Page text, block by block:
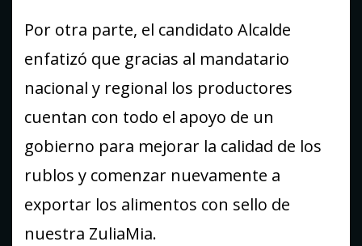
Por otra parte, el candidato Alcalde
enfatizó que gracias al mandatario
nacional y regional los productores
cuentan con todo el apoyo de un
gobierno para mejorar la calidad de los
rublos y comenzar nuevamente a
exportar los alimentos con sello de
nuestra ZuliaMia.